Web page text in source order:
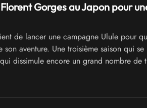
Gorges au Japon pour
de lancer une campagne Ulule pour
son aventure. Une troisième saison qui se
dissimule encore un grand nombre de